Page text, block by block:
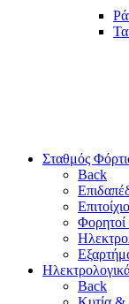
Σταθμός
Back
Φορητοί
Back